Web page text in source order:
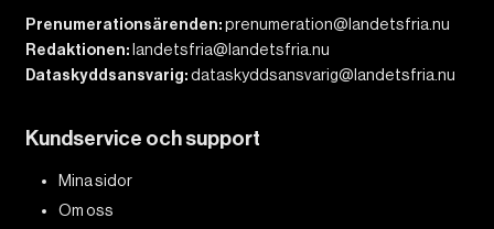
Prenumerationsärenden:prenumeration@landetsfria.nu
Redaktionen: landetsfria@landetsfria.nu
Dataskyddsansvarig:dataskyddsansvarig@landetsfria.nu
Kundservice och support
Mina sidor
Om oss